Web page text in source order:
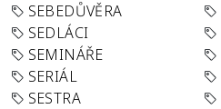
SEBEDŮVĚRA
SEDLÁCI
SEMINÁŘE
SERIÁL
SESTRA